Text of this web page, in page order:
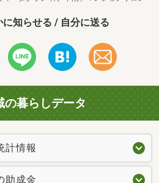
に知らせる / 自分に送る
の暮らしデータ
計情報
助成金